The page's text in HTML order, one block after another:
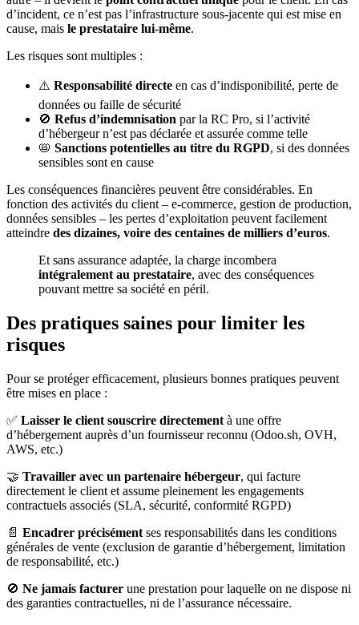
d’incident, ce n’est pas l’infrastructure sous-jacente qui est mise en
cause, mais le prestataire lui-même.
Les risques sont multiples :
⚠️ Responsabilité directe en cas d’indisponibilité, perte de
données ou faille de sécurité
🚫 Refus d’indemnisation par la RC Pro, si l’activité
d’hébergeur n’est pas déclarée et assurée comme telle
📛 Sanctions potentielles au titre du RGPD, si des données
sensibles sont en cause
Les conséquences financières peuvent être considérables. En
fonction des activités du client – e-commerce, gestion de production,
données sensibles – les pertes d’exploitation peuvent facilement
atteindre des dizaines, voire des centaines de milliers d’euros.
Et sans assurance adaptée, la charge incombera
intégralement au prestataire, avec des conséquences
pouvant mettre sa société en péril.
Des pratiques saines pour limiter les
risques
Pour se protéger efficacement, plusieurs bonnes pratiques peuvent
être mises en place :
✅ Laisser le client souscrire directement à une offre
d’hébergement auprès d’un fournisseur reconnu (Odoo.sh, OVH,
AWS, etc.)
🤝 Travailler avec un partenaire hébergeur, qui facture
directement le client et assume pleinement les engagements
contractuels associés (SLA, sécurité, conformité RGPD)
📄 Encadrer précisément ses responsabilités dans les conditions
générales de vente (exclusion de garantie d’hébergement, limitation
de responsabilité, etc.)
🚫 Ne jamais facturer une prestation pour laquelle on ne dispose ni
des garanties contractuelles, ni de l’assurance nécessaire.